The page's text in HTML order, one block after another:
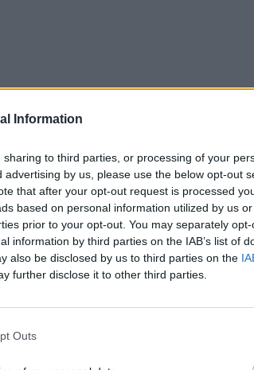
Information
to third parties, or processing of your
by us, please use the below opt-out
that after your opt-out request is processed
based on personal information utilized by us
prior to your opt-out. You may separately
information by third parties on the IAB’s list of
also be disclosed by us to third parties on the
further disclose it to other third parties.
Outs